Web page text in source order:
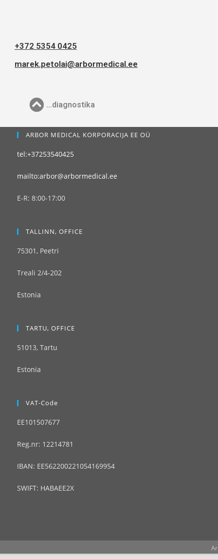
+372 5354 0425
marek.petolai@arbormedical.ee
...diagnostika
ARBOR MEDICAL KORPORACIJA EE OÜ
tel:+37253540425
mailto:arbor@arbormedical.ee
E-R: 8:00-17:00
TALLINN, OFFICE
75301, Peetri
Treali 2/4-202
Estonia
TARTU, OFFICE
51013, Tartu
Estonia
VAT-Code
EE101507677
Reg.nr: 12214781
IBAN: EE562200221054169954
SWIFT: HABAEE2X